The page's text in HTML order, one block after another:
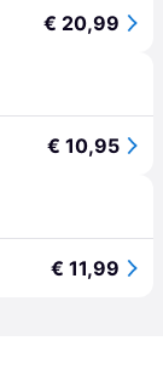
€ 20,99
€ 10,95
€ 11,99